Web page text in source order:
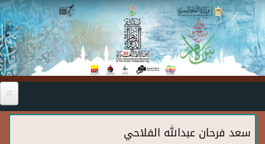
Skip to main content
سعد فرحان عبدالله الفلاحي